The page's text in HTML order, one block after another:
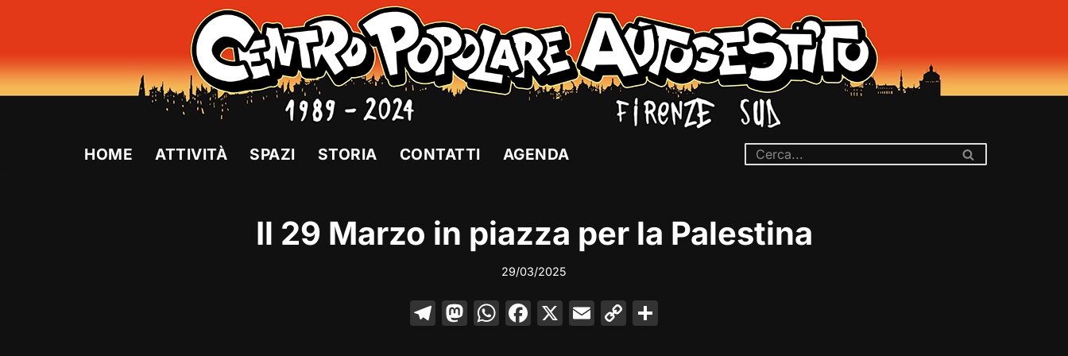
al
contenuto
HOME ATTIVITÀ SPAZI STORIA CONTATTI AGENDA
Il 29 Marzo in piazza per la Palestina
29/03/2025
T M W F X E C